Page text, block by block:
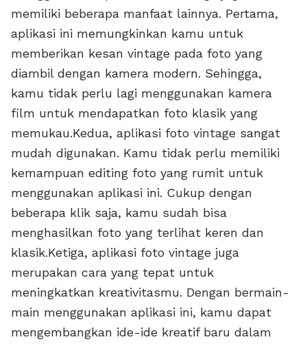
memiliki beberapa manfaat lainnya. Pertama,
aplikasi ini memungkinkan kamu untuk
memberikan kesan vintage pada foto yang
diambil dengan kamera modern. Sehingga,
kamu tidak perlu lagi menggunakan kamera
film untuk mendapatkan foto klasik yang
memukau.Kedua, aplikasi foto vintage sangat
mudah digunakan. Kamu tidak perlu memiliki
kemampuan editing foto yang rumit untuk
menggunakan aplikasi ini. Cukup dengan
beberapa klik saja, kamu sudah bisa
menghasilkan foto yang terlihat keren dan
klasik.Ketiga, aplikasi foto vintage juga
merupakan cara yang tepat untuk
meningkatkan kreativitasmu. Dengan bermain-
main menggunakan aplikasi ini, kamu dapat
mengembangkan ide-ide kreatif baru dalam